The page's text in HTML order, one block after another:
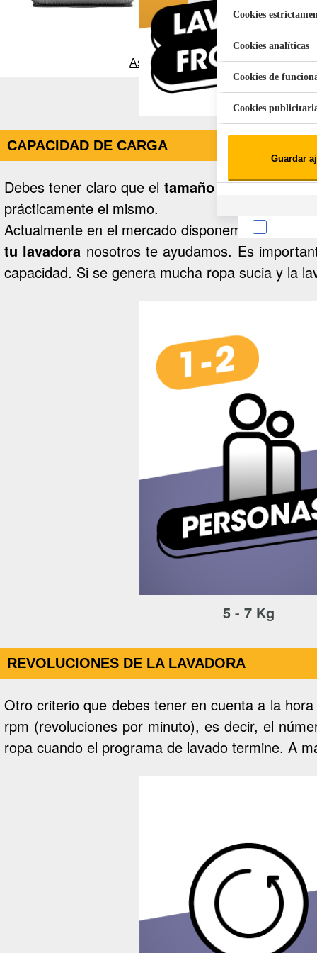
Aspiradora Quitamanchas 450W
CAPACIDAD DE CARGA
Debes tener claro que el tamaño de una
prácticamente el mismo.
Actualmente en el mercado disponemos de
tu lavadora nosotros te ayudamos. Es
capacidad. Si se genera mucha ropa sucia y la
5 - 7 Kg
REVOLUCIONES DE LA LAVADORA
Otro criterio que debes tener en cuenta a la
rpm (revoluciones por minuto), es decir, el
ropa cuando el programa de lavado termine. A
Cookies
Cookies analíticas
Cookies de
Cookies
para garantizar
pero puede
damos la opción
más detalles
bloqueas ciertos
afectados. Más
Más información
Estas cookies
ejemplo, estas
mientras navegas
pueda afectar la
ser notificado de
cookies no
Cookies analíticas
rendimiento de
cómo los
nuestro sitio.
Información de
Cookies de
Cookies
Nuestros
utilizarlas para
estas cookies, tu
Información de las
Guardar